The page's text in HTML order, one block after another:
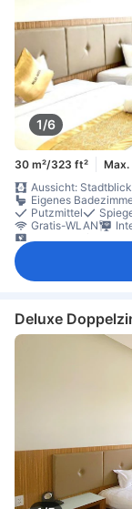
1/6
30 m²/323 ft² Max.
Aussicht: Stadtblick
Eigenes
Putzmittel
Gratis-WLAN
Satelliten-/Kabel-
Mülleimer
Feuerlöscher
Schließfach im
Deluxe